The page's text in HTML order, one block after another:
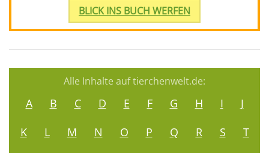
BLICK INS BUCH WERFEN
Alle Inhalte auf tierchenwelt.de:
A B C D E F G H I
J
K
L M N O P Q R S
T